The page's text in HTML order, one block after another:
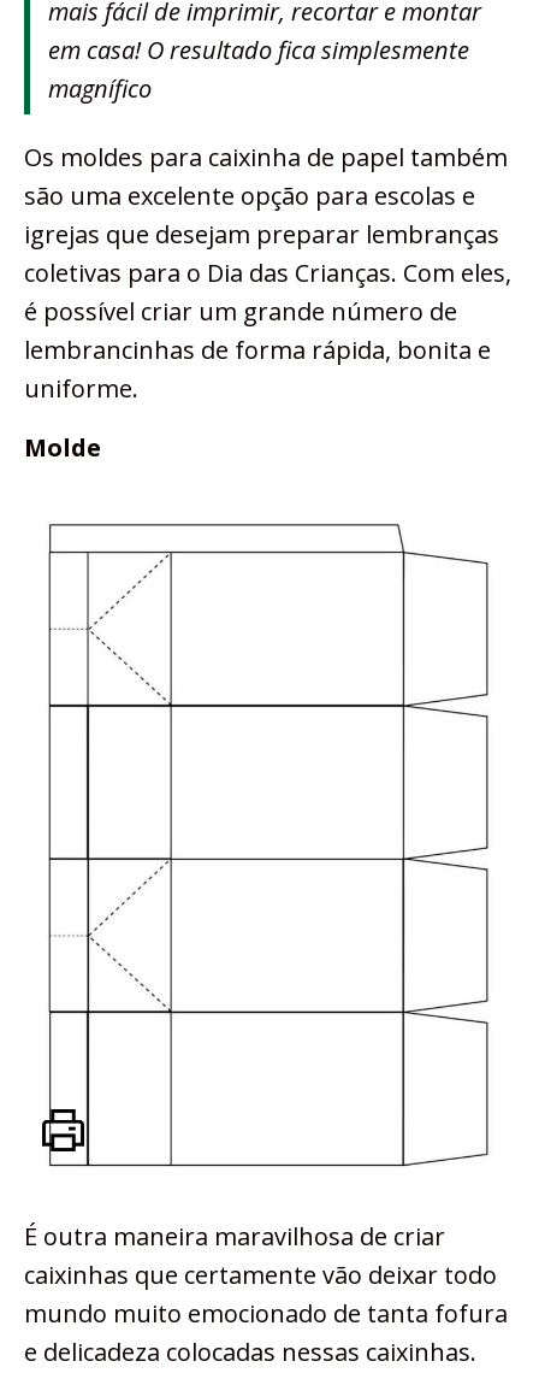
mais fácil de imprimir, recortar e montar
em casa! O resultado fica simplesmente
magnífico
Os moldes para caixinha de papel também
são uma excelente opção para escolas e
igrejas que desejam preparar lembranças
coletivas para o Dia das Crianças. Com eles,
é possível criar um grande número de
lembrancinhas de forma rápida, bonita e
uniforme.
Molde
É outra maneira maravilhosa de criar
caixinhas que certamente vão deixar todo
mundo muito emocionado de tanta fofura
e delicadeza colocadas nessas caixinhas.